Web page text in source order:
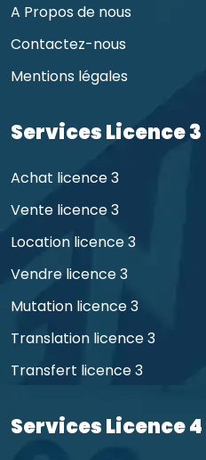
A Propos de nous
Contactez-nous
Mentions légales
Services Licence 3
Achat licence 3
Vente licence 3
Location licence 3
Vendre licence 3
Mutation licence 3
Translation licence 3
Transfert licence 3
Services Licence 4